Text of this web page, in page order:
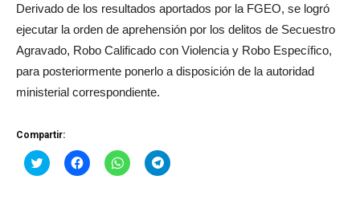
Derivado de los resultados aportados por la FGEO, se logró
ejecutar la orden de aprehensión por los delitos de Secuestro
Agravado, Robo Calificado con Violencia y Robo Específico,
para posteriormente ponerlo a disposición de la autoridad
ministerial correspondiente.
Compartir:
Haz
clic
Haz
clic
Haz
clic
Haz
clic